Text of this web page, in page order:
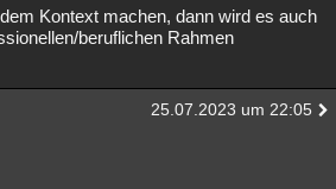
Kontext machen, dann wird es auch
beruflichen Rahmen
25.07.2023 um 22:05